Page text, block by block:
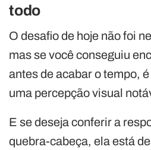
todo
O desafio de hoje não foi
mas se você conseguiu
antes de acabar o tempo,
uma percepção visual
E se deseja conferir a
quebra-cabeça, ela está